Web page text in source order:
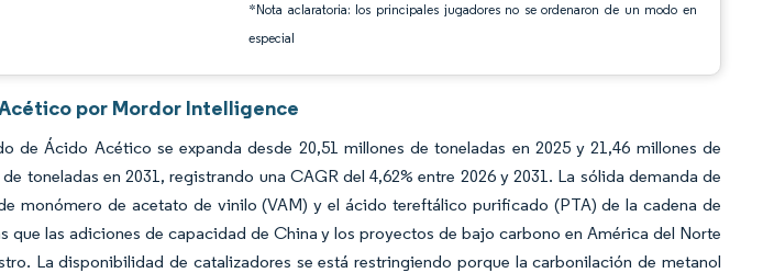
*Nota aclaratoria: los principales jugadores no se ordenaron de un modo en
especial
por Mordor Intelligence
de Ácido Acético se expanda desde 20,51 millones de toneladas en 2025 y 21,46 millones de
toneladas en 2031, registrando una CAGR del 4,62% entre 2026 y 2031. La sólida demanda de
monómero de acetato de vinilo (VAM) y el ácido tereftálico purificado (PTA) de la cadena de
que las adiciones de capacidad de China y los proyectos de bajo carbono en América del Norte
La disponibilidad de catalizadores se está restringiendo porque la carbonilación de metanol